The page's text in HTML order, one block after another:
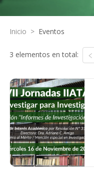
Inicio > Eventos
3 elementos en total: